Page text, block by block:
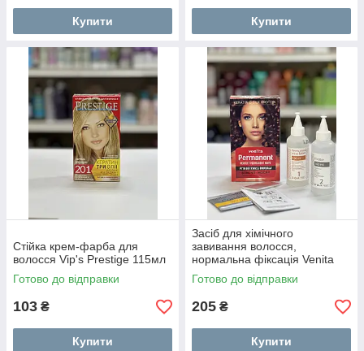
Купити Купити
Стійка крем-фарба для
волосся Vip's Prestige 115мл
Готово до відправки
103 ₴
Купити
Засіб для хімічного
завивання волосся,
нормальна фіксація Venita
Perfect Wave 210мл
Готово до відправки
205 ₴
Купити